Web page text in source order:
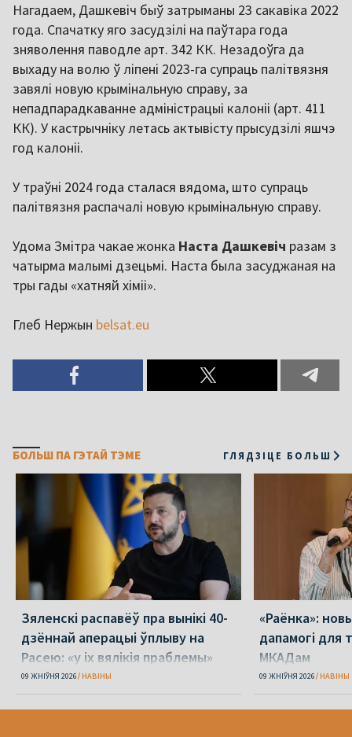
Нагадаем, Дашкевіч быў затрыманы 23 сакавіка 2022
года. Спачатку яго засудзілі на паўтара года
зняволення паводле арт. 342 КК. Незадоўга да
выхаду на волю ў ліпені 2023-га супраць палітвязня
завялі новую крымінальную справу, за
непадпарадкаванне адміністрацыі калоніі (арт. 411
КК). У кастрычніку летась актывісту прысудзілі яшчэ
год калоніі.
У траўні 2024 года сталася вядома, што супраць
палітвязня распачалі новую крымінальную справу.
Удома Змітра чакае жонка Наста Дашкевіч разам з
чатырма малымі дзецьмі. Наста была засуджаная на
тры гады «хатняй хіміі».
Глеб Нержын belsat.eu
БОЛЬШ ПА ГЭТАЙ ТЭМЕ ГЛЯДЗІЦЕ БОЛЬШ
Зяленскі распавёў пра вынікі 40-
дзённай аперацыі ўплыву на
Расею: «у іх вялікія праблемы»
09 ЖНІЎНЯ 2026 НАВІНЫ
«Раёнка»:
дапамогі для
МКАДам
09 ЖНІЎНЯ 2026 НАВІНЫ